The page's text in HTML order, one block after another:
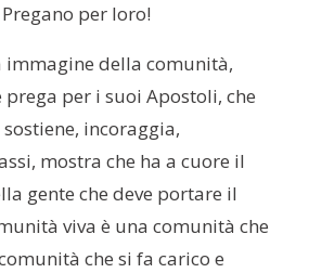
per loro!
immagine della comunità,
prega per i suoi Apostoli, che
incoraggia,
mostra che ha a cuore il
gente che deve portare il
viva è una comunità che
che si fa carico e